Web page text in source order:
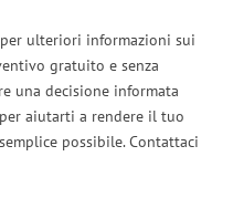
ulteriori informazioni sui
gratuito e senza
una decisione informata
aiutarti a rendere il tuo
possibile. Contattaci